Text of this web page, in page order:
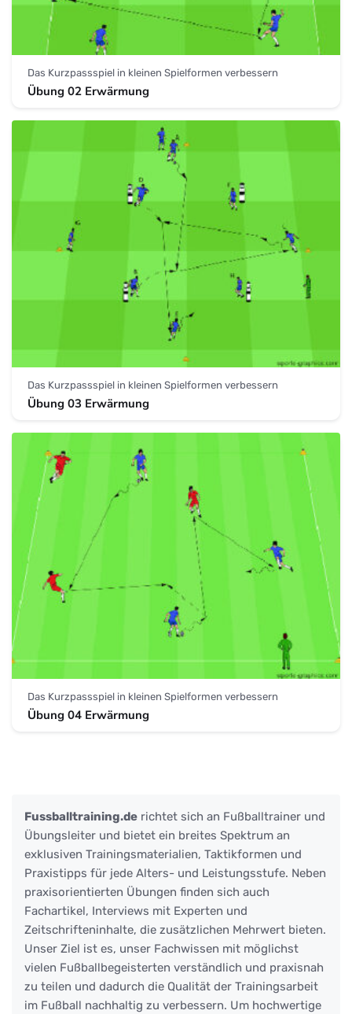
Das Kurzpassspiel in kleinen Spielformen verbessern
Übung 02 Erwärmung
Das Kurzpassspiel in kleinen Spielformen verbessern
Übung 03 Erwärmung
Das Kurzpassspiel in kleinen Spielformen verbessern
Übung 04 Erwärmung
Fussballtraining.de richtet sich an Fußballtrainer und
Übungsleiter und bietet ein breites Spektrum an
exklusiven Trainingsmaterialien, Taktikformen und
Praxistipps für jede Alters- und Leistungsstufe. Neben
praxisorientierten Übungen finden sich auch
Fachartikel, Interviews mit Experten und
Zeitschrifteninhalte, die zusätzlichen Mehrwert bieten.
Unser Ziel ist es, unser Fachwissen mit möglichst
vielen Fußballbegeisterten verständlich und praxisnah
zu teilen und dadurch die Qualität der Trainingsarbeit
im Fußball nachhaltig zu verbessern. Um hochwertige